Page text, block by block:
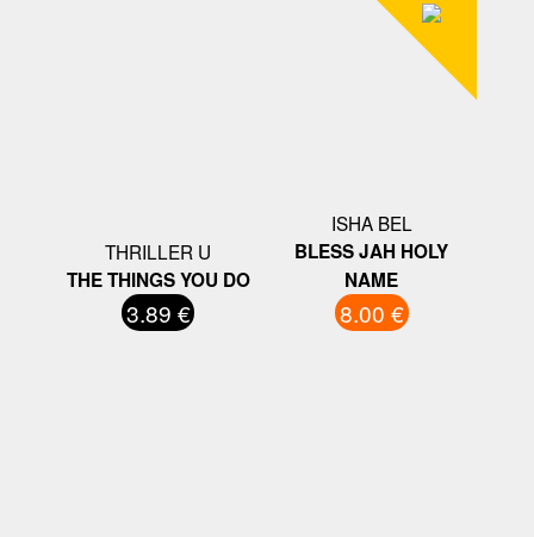
THRILLER U
THE THINGS YOU DO
3.89 €
ISHA BEL
BLESS JAH HOLY
NAME
8.00 €